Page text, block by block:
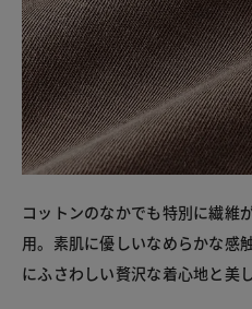
コットンのなかでも特別に繊維
用。素肌に優しいなめらかな感
にふさわしい贅沢な着心地と美